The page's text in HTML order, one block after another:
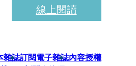
線上閱讀
雜誌訂閱電子雜誌內容授權